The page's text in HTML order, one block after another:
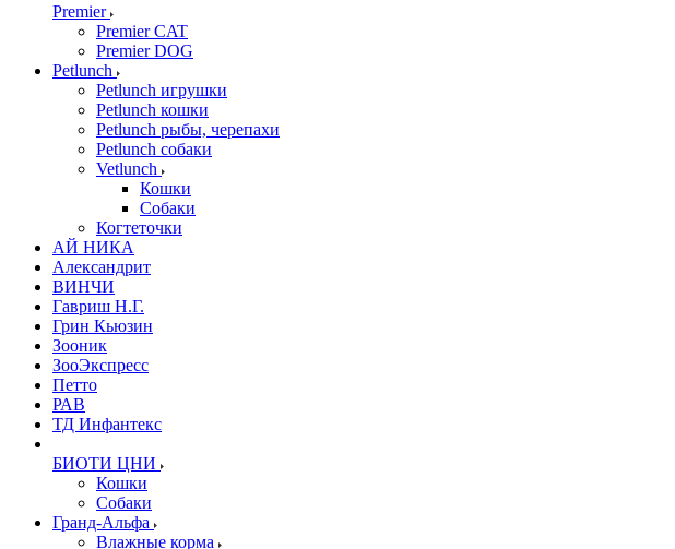
Premier
Premier CAT
Premier DOG
Petlunch
Petlunch игрушки
Petlunch кошки
Petlunch рыбы, черепахи
Petlunch собаки
Vetlunch
Кошки
Собаки
Когтеточки
АЙ НИКА
Александрит
ВИНЧИ
Гавриш Н.Г.
Грин Кьюзин
Зооник
ЗооЭкспресс
Петто
РАВ
ТД Инфантекс
БИОТИ ЦНИ
Кошки
Собаки
Гранд-Альфа
Влажные корма